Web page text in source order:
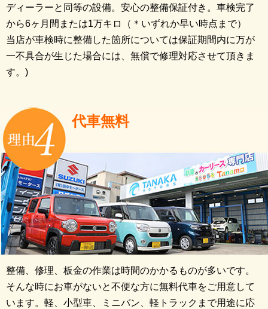
ディーラーと同等の設備。安心の整備保証付き。車検完了
から6ヶ月間または1万キロ（＊いずれか早い時点まで）
当店が車検時に整備した箇所については保証期間内に万が
一不具合が生じた場合には、無償で修理対応させて頂きま
す。)
代車無料
整備、修理、板金の作業は時間のかかるものが多いです。
そんな時にお車がないと不便な方に無料代車をご用意して
います。軽、小型車、ミニバン、軽トラックまで用途に応